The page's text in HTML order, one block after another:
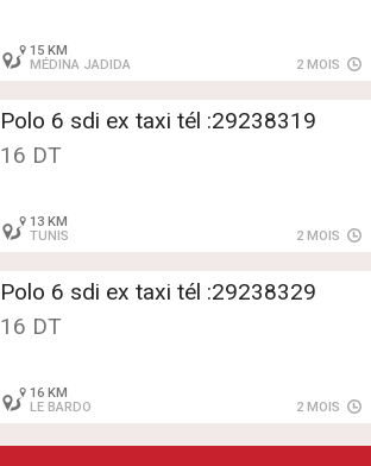
15 KM
MÉDINA JADIDA
2 MOIS
Polo 6 sdi ex taxi tél :29238319
16 DT
13 KM
TUNIS
2 MOIS
Polo 6 sdi ex taxi tél :29238329
16 DT
16 KM
LE BARDO
2 MOIS